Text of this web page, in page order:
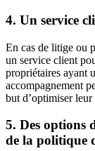
4. Un service
En cas de litige ou
un service client
propriétaires ayant
accompagnement
but d’optimiser leur
5. Des options
de la politique